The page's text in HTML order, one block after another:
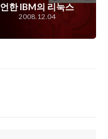
언한 IBM의 리눅스
가상 데스크탑 솔루
2008.12.04